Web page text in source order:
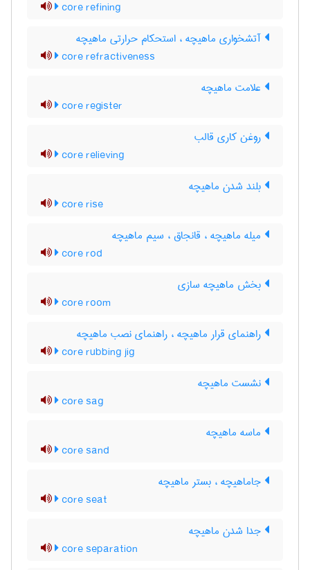
core refining
آتشخواری ماهیچه ، استحکام حرارتی ماهیچه
core refractiveness
علامت ماهیچه
core register
روغن کاری قالب
core relieving
بلند شدن ماهیچه
core rise
میله ماهیچه ، قانجاق ، سیم ماهیچه
core rod
بخش ماهیچه سازی
core room
راهنمای قرار ماهیچه ، راهنمای نصب ماهیچه
core rubbing jig
نشست ماهیچه
core sag
ماسه ماهیچه
core sand
جاماهیچه ، بستر ماهیچه
core seat
جدا شدن ماهیچه
core separation